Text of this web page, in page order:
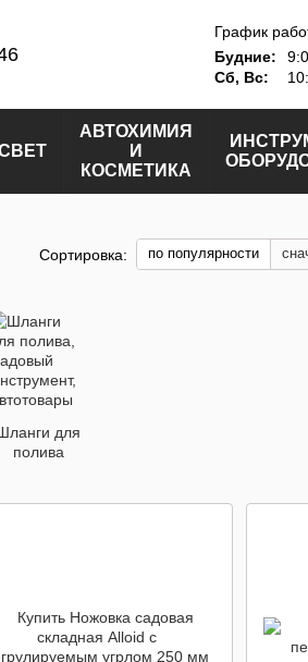
График
Будние:
Сб, Вс:
АВТОХИМИЯ
И
КОСМЕТИКА
Сортировка: по популярности
для
полива